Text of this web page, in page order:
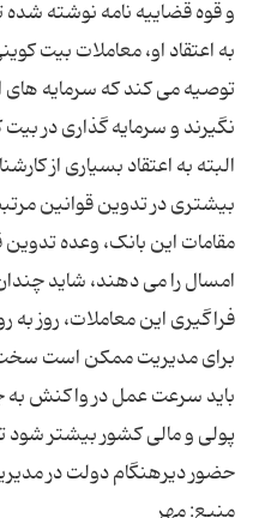
و قوه قضاییه نامه نوشته شده
به اعتقاد او، معاملات بیت
توصیه می کند که سرمایه های
نگیرند و سرمایه گذاری در بیت
البته به اعتقاد بسیاری از
بیشتری در تدوین قوانین
مقامات این بانک، وعده تدوین
امسال را می دهند، شاید
فراگیری این معاملات، روز به
برای مدیریت ممکن است
باید سرعت عمل در واکنش به
پولی و مالی کشور بیشتر شود
حضور دیرهنگام دولت در
منبع: مهر